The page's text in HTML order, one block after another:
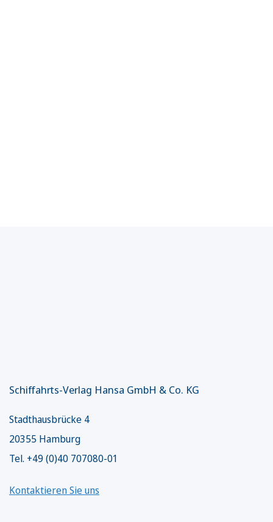
Schiffahrts-Verlag Hansa GmbH & Co. KG
Stadthausbrücke 4
20355 Hamburg
Tel. +49 (0)40 707080-01
Kontaktieren Sie uns